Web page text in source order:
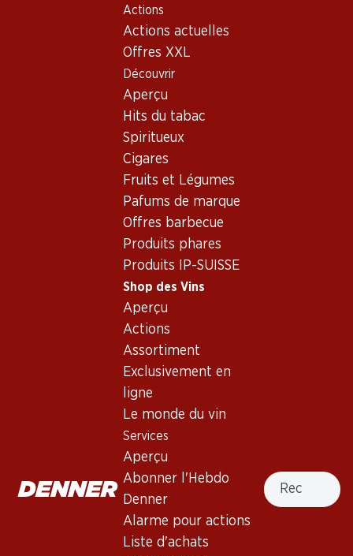
Actions
Actions actuelles
Offres XXL
Découvrir
Aperçu
Hits du tabac
Spiritueux
Cigares
Fruits et Légumes
Pafums de marque
Offres barbecue
Produits phares
Produits IP-SUISSE
Shop des Vins
Aperçu
Actions
Assortiment
Exclusivement en
ligne
Le monde du vin
Services
Aperçu
Abonner l'Hebdo
Denner
Alarme pour actions
Liste d'achats
Recherche
Shop des Vins
Italie
Emilia Romagna
Lambrusco Emilia IGT Amoroso
Recto Verso
Lambrusco Emilia IGT Amoroso
Emilia Romagna
baies des bois. Bouche pétillante avec une agréable acidité
sucrée. Finale fruitée.